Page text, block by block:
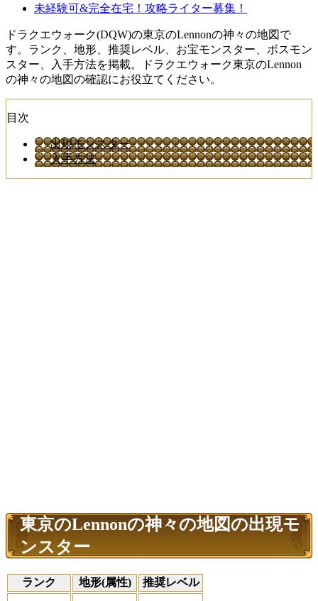
未経験可&完全在宅！攻略ライター募集！
ドラクエウォーク(DQW)の東京のLennonの神々の地図で
す。ランク、地形、推奨レベル、お宝モンスター、ボスモン
スター、入手方法を掲載。ドラクエウォーク東京のLennon
の神々の地図の確認にお役立てください。
目次
出現モンスター
入手方法
東京のLennonの神々の地図の出現モ
ンスター
ランク 地形(属性) 推奨レベル